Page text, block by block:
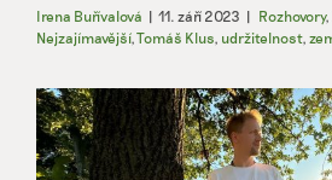
Irena Buřívalová | 11. září 2023 | Rozhovory,
Nejzajímavější,Tomáš Klus, udržitelnost,
Zobrazit
větší
obrázek